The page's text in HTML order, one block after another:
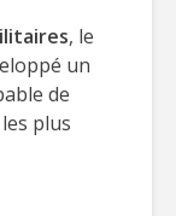
, le
un
de
plus